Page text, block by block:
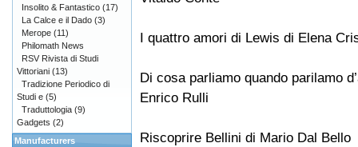
I quattro amori di Lewis di Elena
Di cosa parliamo quando parilamo
Enrico Rulli
Riscoprire Bellini di Mario Dal Bello
Insolito & Fantastico (17)
La Calce e il Dado (3)
Merope (11)
Philomath News
RSV Rivista di Studi
Vittoriani (13)
Tradizione Periodico di
Studi e (5)
Traduttologia (9)
Gadgets (2)
Manufacturers